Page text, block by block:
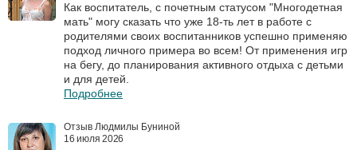
Как воспитатель, с почетным статусом "Многодетная
мать" могу сказать что уже 18-ть лет в работе с
родителями своих воспитанников успешно применяю
подход личного примера во всем! От применения игр
на бегу, до планирования активного отдыха с детьми
и для детей.
Подробнее
Отзыв Людмилы Буниной
16 июля 2026